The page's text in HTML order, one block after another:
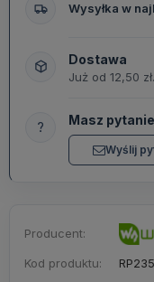
Wysyłka w
Dostawa
Już od 12,50
? Masz
Wyślij
Producent:
Kod produktu: